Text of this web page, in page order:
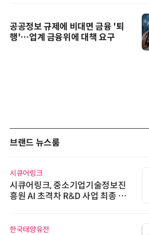
공공정보 규제에 비대면 금융 '퇴
행'…업계 금융위에 대책 요구
브랜드 뉴스룸
시큐어링크
시큐어링크, 중소기업기술정보진
흥원 AI 초격차 R&D 사업 최종 선
한국태양유전